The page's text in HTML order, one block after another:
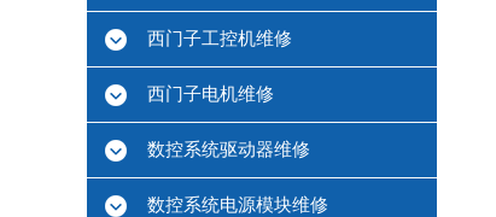
西门子工控机维修
西门子电机维修
数控系统驱动器维修
数控系统电源模块维修